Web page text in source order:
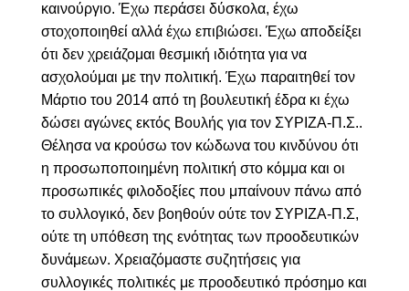
καινούργιο. Έχω περάσει δύσκολα, έχω
στοχοποιηθεί αλλά έχω επιβιώσει. Έχω αποδείξει
ότι δεν χρειάζομαι θεσμική ιδιότητα για να
ασχολούμαι με την πολιτική. Έχω παραιτηθεί τον
Μάρτιο του 2014 από τη βουλευτική έδρα κι έχω
δώσει αγώνες εκτός Βουλής για τον ΣΥΡΙΖΑ-Π.Σ..
Θέλησα να κρούσω τον κώδωνα του κινδύνου ότι
η προσωποποιημένη πολιτική στο κόμμα και οι
προσωπικές φιλοδοξίες που μπαίνουν πάνω από
το συλλογικό, δεν βοηθούν ούτε τον ΣΥΡΙΖΑ-Π.Σ,
ούτε τη υπόθεση της ενότητας των προοδευτικών
δυνάμεων. Χρειαζόμαστε συζητήσεις για
συλλογικές πολιτικές με προοδευτικό πρόσημο και